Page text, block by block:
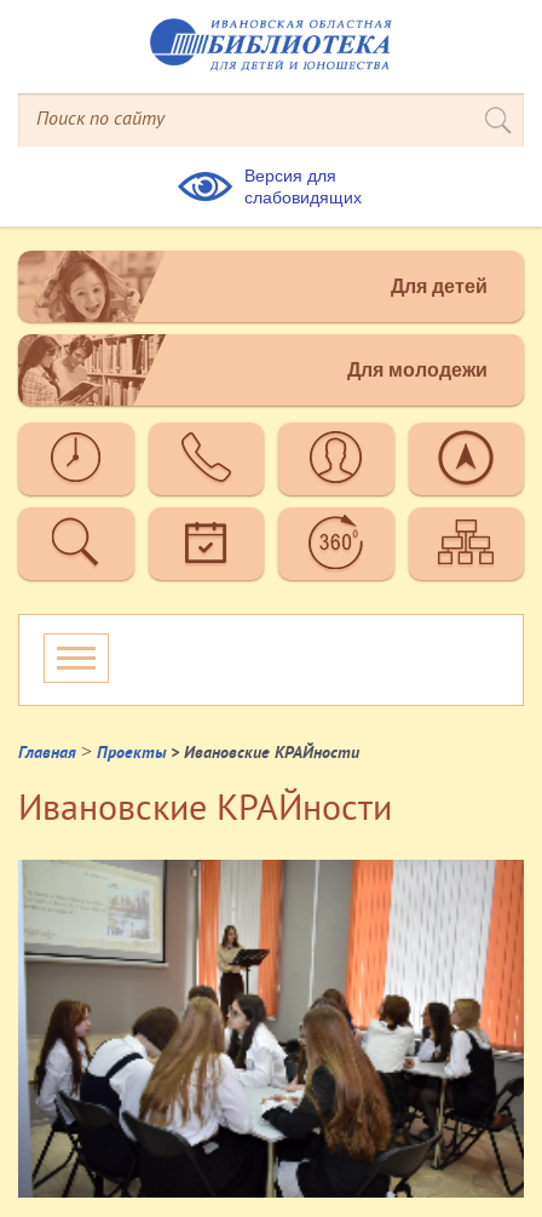
Версия для
слабовидящих
Для детей
Для молодежи
Главная > Проекты > Ивановские КРАЙности
Ивановские КРАЙности